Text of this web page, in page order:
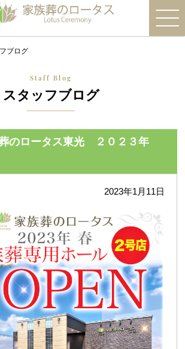
ブログ
Staff Blog
スタッフブログ
のロータス東光 ２０２３年
2023年1月11日